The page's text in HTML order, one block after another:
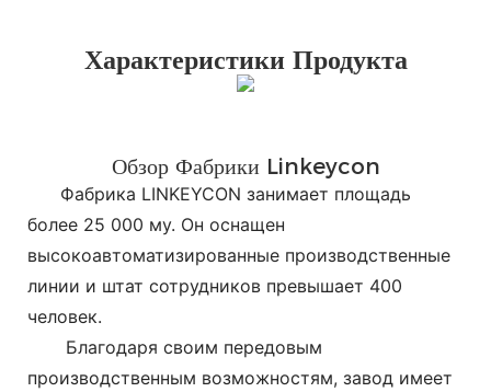
Характеристики Продукта
Обзор Фабрики Linkeycon
Фабрика LINKEYCON занимает площадь
более 25 000 му. Он оснащен
высокоавтоматизированные производственные
линии и штат сотрудников превышает 400
человек.
Благодаря своим передовым
производственным возможностям, завод имеет